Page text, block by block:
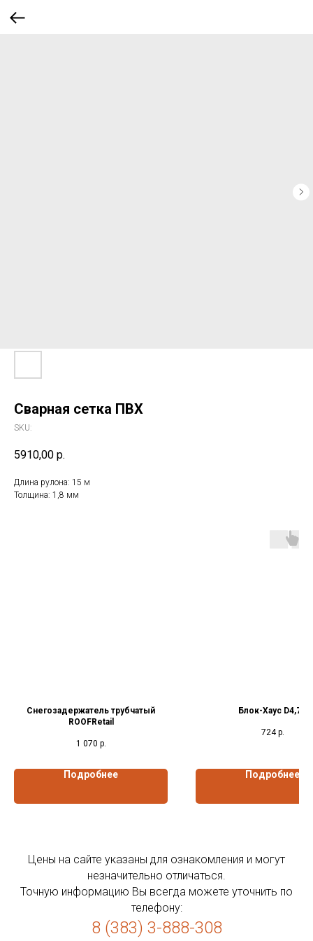
Сварная сетка ПВХ
SKU:
5910,00 р.
Длина рулона: 15 м
Толщина: 1,8 мм
Снегозадержатель трубчатый
ROOFRetail
1 070 р.
Подробнее
Блок-Хаус D4,7T
724 р.
Подробнее
Цены на сайте указаны для ознакомления и могут
незначительно отличаться.
Точную информацию Вы всегда можете уточнить по
телефону:
8 (383) 3-888-308